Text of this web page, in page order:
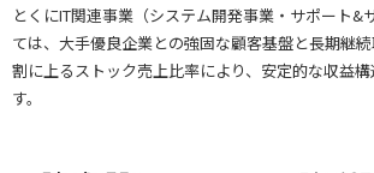
とくにIT関連事業（システム開発事業・サポート&
ては、大手優良企業との強固な顧客基盤と長期継
割に上るストック売上比率により、安定的な収益
す。